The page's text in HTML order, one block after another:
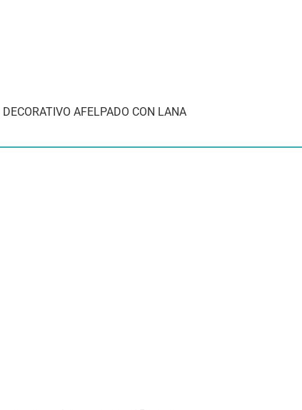
AFELPADO CON LANA